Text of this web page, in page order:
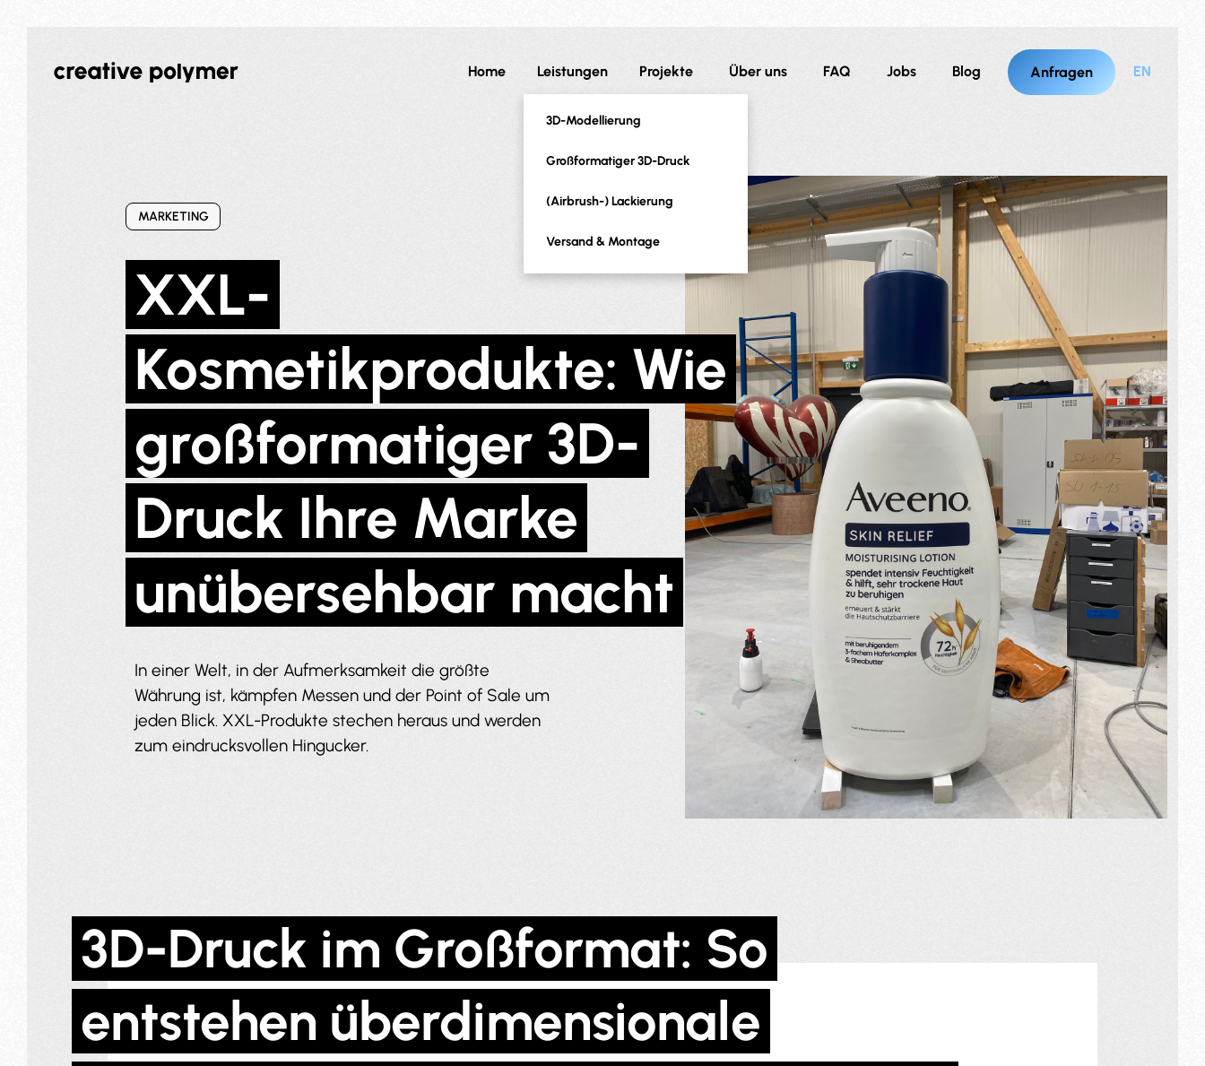
Home Leistungen
3D-Modellierung
Großformatiger 3D-Druck
(Airbrush-) Lackierung
Versand & Montage
Projekte Über uns FAQ Jobs Blog Anfragen EN
MARKETING
XXL-
Kosmetikprodukte: Wie
großformatiger 3D-
Druck Ihre Marke
unübersehbar macht
In einer Welt, in der Aufmerksamkeit die größte
Währung ist, kämpfen Messen und der Point of Sale um
jeden Blick. XXL-Produkte stechen heraus und werden
zum eindrucksvollen Hingucker.
3D-Druck im Großformat: So
entstehen überdimensionale